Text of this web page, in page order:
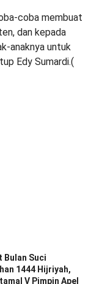
coba membuat
dan kepada
anaknya untuk
Edy Sumardi.(
Bulan Suci
1444 Hijriyah,
V Pimpin Apel